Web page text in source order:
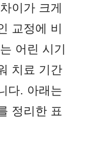
이가 크게
교정에 비
어린 시기
치료 기간
다. 아래는
정리한 표